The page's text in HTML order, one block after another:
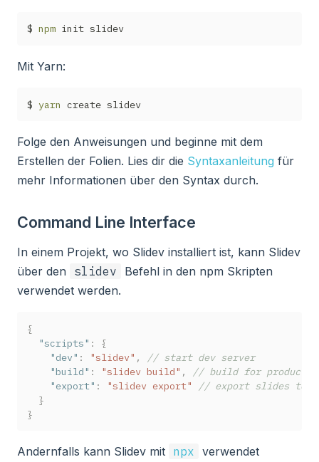
$ npm
Mit Yarn:
$ yarn
Folge den Anweisungen und beginne mit dem
Erstellen der Folien. Lies dir die Syntaxanleitung für
mehr Informationen über den Syntax durch.
Command Line Interface
In einem Projekt, wo Slidev installiert ist, kann Slidev
über den slidev
Befehl in den npm Skripten
verwendet werden.
{
"scripts" :
{
"dev" : "slidev" ,
// start dev server
"build" : "slidev build" ,
// build for production
"export" : "slidev export"
// export slides to
}
}
Andernfalls kann Slidev mit npx verwendet